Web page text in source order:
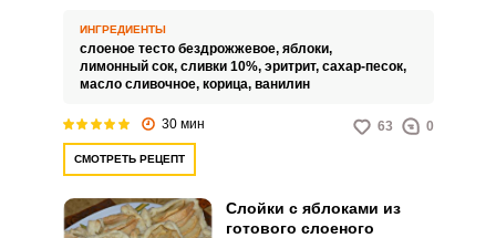
дрожжевым тестом, а готовятся
просто и быстро. В этом
рецепте готовим вкусную
карамелизированных яблок в
дополнении со сливками,
ИНГРЕДИЕНТЫ
слоеное тесто бездрожжевое, яблоки,
лимонный сок, сливки 10%, эритрит, сахар-песок,
масло сливочное, корица, ванилин
30 мин 63 0
СМОТРЕТЬ РЕЦЕПТ
Слойки с яблоками из
готового слоеного